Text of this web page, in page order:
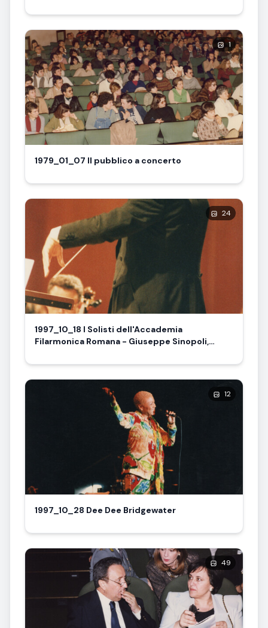
1
1979_01_07 Il pubblico a concerto
24
1997_10_18 I Solisti dell'Accademia
Filarmonica Romana - Giuseppe Sinopoli,
12
1997_10_28 Dee Dee Bridgewater
49